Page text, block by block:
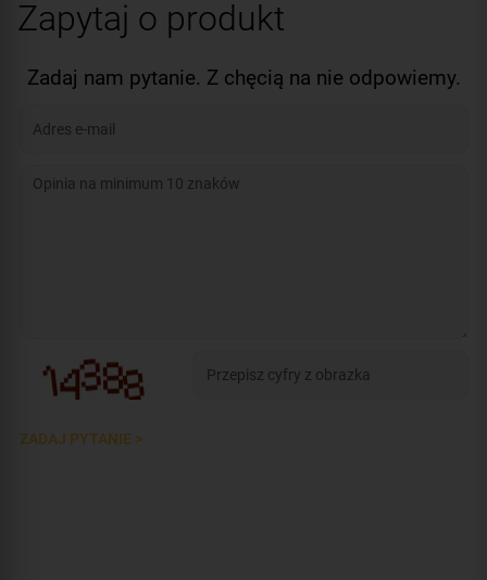
Zapytaj o produkt
Zadaj nam pytanie. Z chęcią na nie odpowiemy.
ZADAJ PYTANIE >